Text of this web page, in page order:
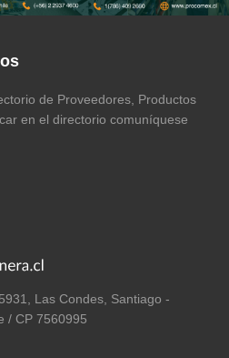
de Proveedores, Productos
en el directorio comuníquese
Las Condes, Santiago -
/ CP 7560995